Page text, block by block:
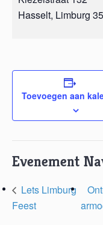
Hasselt, Limburg
Toevoegen aan
Evenement
Lets Limburg
Feest